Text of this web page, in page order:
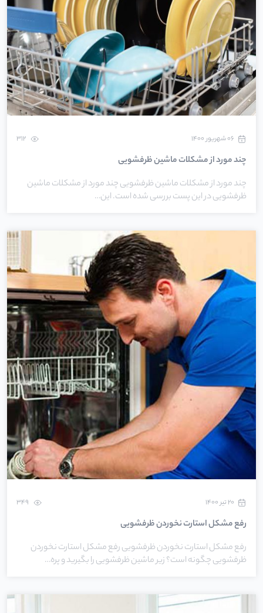
۰۶ شهریور ۱۴۰۰
چند مورد از مشکلات ماشین ظرفشویی
چند مورد از مشکلات ماشین ظرفشویی چند مورد از مشکلات ماشین
ظرفشویی در این پست بررسی شده است. این…
۲۰ تیر ۱۴۰۰
رفع مشکل استارت نخوردن ظرفشویی
رفع مشکل استارت نخوردن ظرفشویی رفع مشکل استارت نخوردن
ظرفشویی چگونه است؟ زیر ماشین ظرفشویی را بگیرید و پره…